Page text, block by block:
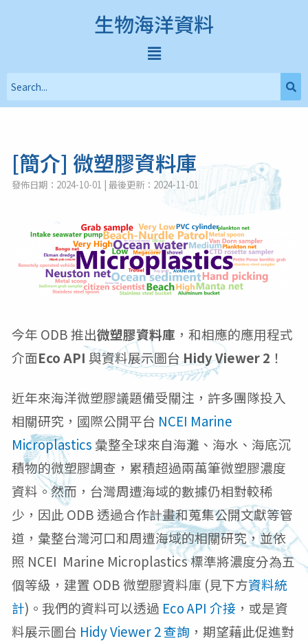
生物海洋資料
[簡介] 微塑膠資料庫
發佈日期：2024-10-01 | 最後更新：2024-11-01
今年 ODB 推出微塑膠資料庫 ，和相應的應用程式
介面Eco API與資料展示圖台Hidy Viewer 2 ！
近年來海洋微塑膠議題備受關注，許多團隊投入
相關研究，國際公開平台 NCEI Marine
Microplastics 彙整全球來自海灘、海水、海底沉
積物的微塑膠調查， 累積超過兩萬筆微塑膠濃度
資料。然而，台灣周遭海域的數據仍相對較稀
少，因此 ODB 透過合作計畫和蒐集公開文獻等管
道，彙整台灣河口和周遭海域的相關研究，並依
照 NCEI Marine Microplastics標準將濃度分為五
個等級，建置 ODB 微塑膠資料庫 (見下方資料統
計)。我們的資料可以透過 Eco API 介接 ，或是資
料展示圖台 Hidy Viewer 2 查詢 ，期望藉此促進對